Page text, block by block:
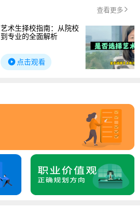
查看更多
艺术生择校指南：从院校
到专业的全面解析
点击观看